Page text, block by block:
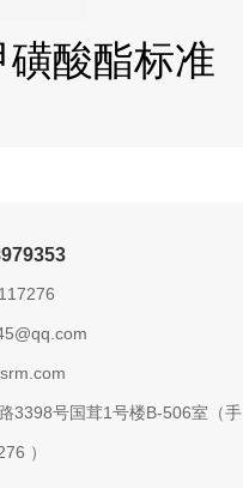
酸酯标准
3398号国茸1号楼B-506室（手
）